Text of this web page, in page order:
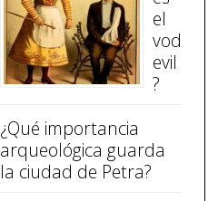
el
vod
evil
?
¿Qué importancia
arqueológica guarda
la ciudad de Petra?